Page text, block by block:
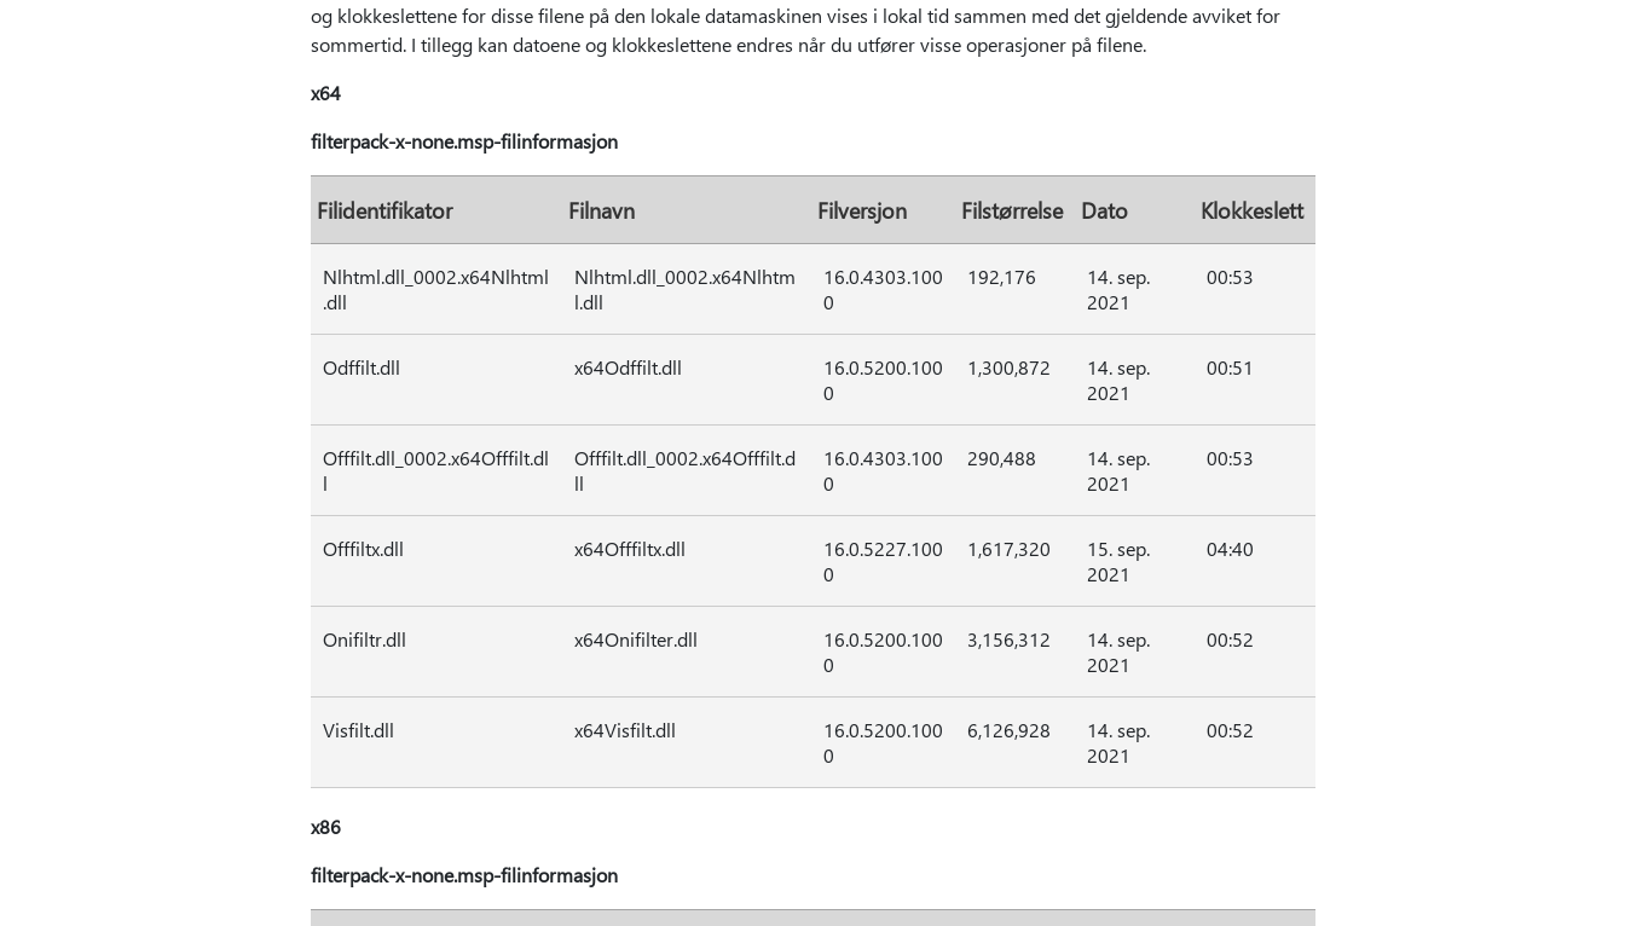
og klokkeslettene for disse filene på den lokale datamaskinen vises i lokal tid sammen med det gjeldende avviket for
sommertid. I tillegg kan datoene og klokkeslettene endres når du utfører visse operasjoner på filene.
x64
filterpack-x-none.msp-filinformasjon
Filidentifikator Filnavn Filversjon Filstørrelse Dato Klokkeslett
Nlhtml.dll_0002.x64Nlhtml
.dll
Nlhtml.dll_0002.x64Nlhtm
l.dll
16.0.4303.100
0
192,176
14. sep.
2021
00:53
Odffilt.dll x64Odffilt.dll
16.0.5200.100
0
1,300,872
14. sep.
2021
00:51
Offfilt.dll_0002.x64Offfilt.dl
l
Offfilt.dll_0002.x64Offfilt.d
ll
16.0.4303.100
0
290,488
14. sep.
2021
00:53
Offfiltx.dll x64Offfiltx.dll
16.0.5227.100
0
1,617,320
15. sep.
2021
04:40
Onifiltr.dll x64Onifilter.dll
16.0.5200.100
0
3,156,312
14. sep.
2021
00:52
Visfilt.dll x64Visfilt.dll
16.0.5200.100
0
6,126,928
14. sep.
2021
00:52
x86
filterpack-x-none.msp-filinformasjon